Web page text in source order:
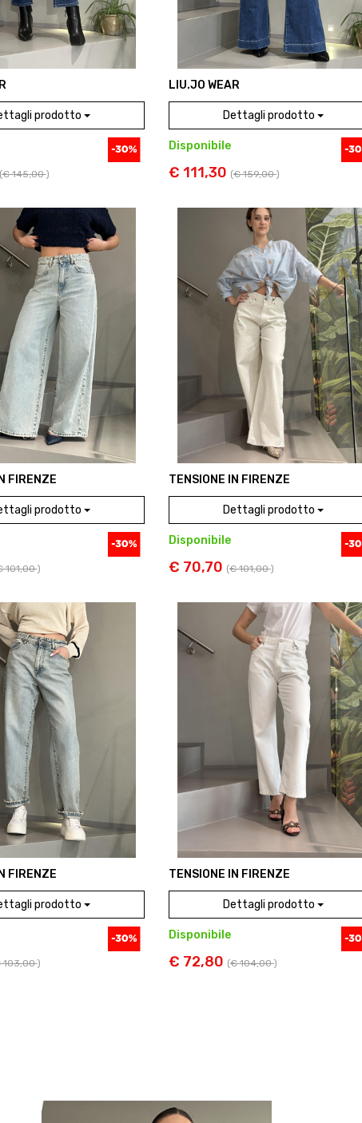
prodotto
(€ 145,00)
LIU.JO WEAR
Dettagli prodotto
Disponibile
€ 111,30 (€ 159,00)
FIRENZE
prodotto
101,00)
TENSIONE IN FIRENZE
Dettagli prodotto
Disponibile
€ 70,70 (€ 101,00)
FIRENZE
prodotto
103,00)
TENSIONE IN FIRENZE
Dettagli prodotto
Disponibile
€ 72,80 (€ 104,00)